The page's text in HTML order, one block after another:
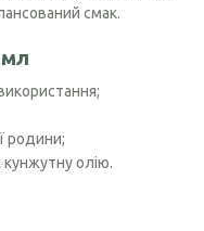
смак.
родини;
олію.